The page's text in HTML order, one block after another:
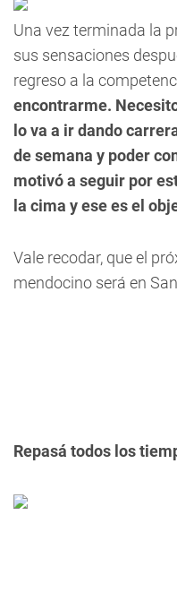
Una vez terminada la
sus sensaciones
regreso a la
encontrarme.
lo va a ir dando
de semana y poder
motivó a seguir por
la cima y ese es el
Vale recodar, queel
mendocino será en
Repasá todos los